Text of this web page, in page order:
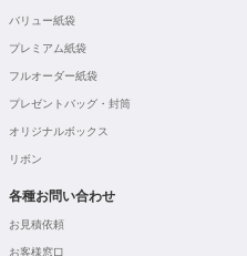
バリュー紙袋
プレミアム紙袋
フルオーダー紙袋
プレゼントバッグ・封筒
オリジナルボックス
リボン
各種お問い合わせ
お見積依頼
お客様窓口